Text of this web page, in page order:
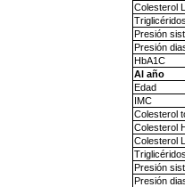
Colesterol
Triglicéridos
Presión
Presión
HbA1C
Al año
Edad
IMC
Colesterol
Colesterol
Colesterol
Triglicéridos
Presión
Presión